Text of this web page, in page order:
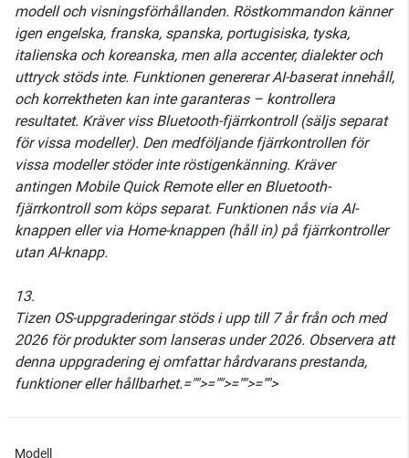
modell och visningsförhållanden. Röstkommandon känner
igen engelska, franska, spanska, portugisiska, tyska,
italienska och koreanska, men alla accenter, dialekter och
uttryck stöds inte. Funktionen genererar AI-baserat innehåll,
och korrektheten kan inte garanteras – kontrollera
resultatet. Kräver viss Bluetooth-fjärrkontroll (säljs separat
för vissa modeller). Den medföljande fjärrkontrollen för
vissa modeller stöder inte röstigenkänning. Kräver
antingen Mobile Quick Remote eller en Bluetooth-
fjärrkontroll som köps separat. Funktionen nås via AI-
knappen eller via Home-knappen (håll in) på fjärrkontroller
utan AI-knapp.
13.
Tizen OS-uppgraderingar stöds i upp till 7 år från och med
2026 för produkter som lanseras under 2026. Observera att
denna uppgradering ej omfattar hårdvarans prestanda,
funktioner eller hållbarhet.="">="">="">="">
Modell